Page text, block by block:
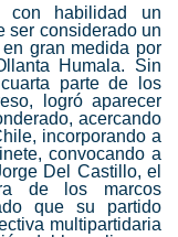
con habilidad un
ser considerado un
gran medida por
Humala. Sin
parte de los
logró aparecer
acercando
incorporando a
convocando a
Del Castillo, el
de los marcos
que su partido
multipartidaria